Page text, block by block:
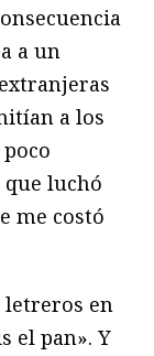
a un
a los
que luchó
me costó
letreros en
el pan». Y